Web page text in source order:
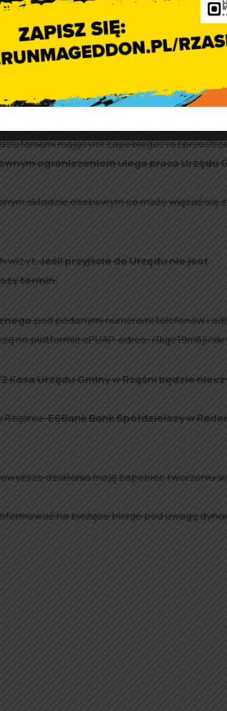
mającymi zapobiegać
ograniczeniom ulega praca Urzędu
składzie osobowym co może wiązać się z
wizyt.Jeśli przyjście do Urzędu nie jest
termin.
pod podanymi numerami telefonów i
na platformie ePUAP, adres: /1kgc19m6ji/
Kasa Urzędu Gminy w Rząśni będzie
Rząśnia:ESBank Bank Spółdzielczy w
działania mają zapobiec tworzeniu
na bieżąco biorąc pod uwagę